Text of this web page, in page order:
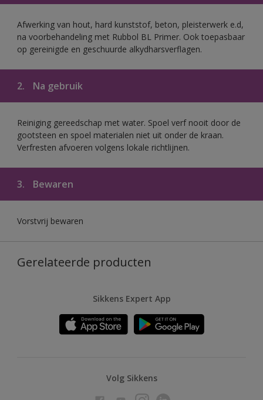
Afwerking van hout, hard kunststof, beton, pleisterwerk e.d,
na voorbehandeling met Rubbol BL Primer. Ook toepasbaar
op gereinigde en geschuurde alkydharsverflagen.
2. Na gebruik
Reiniging gereedschap met water. Spoel verf nooit door de
gootsteen en spoel materialen niet uit onder de kraan.
Verfresten afvoeren volgens lokale richtlijnen.
3. Bewaren
Vorstvrij bewaren
Gerelateerde producten
Sikkens Expert App
Volg Sikkens